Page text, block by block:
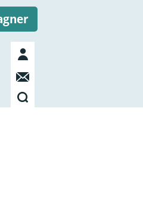
Mon
compte
Contact
Recherche